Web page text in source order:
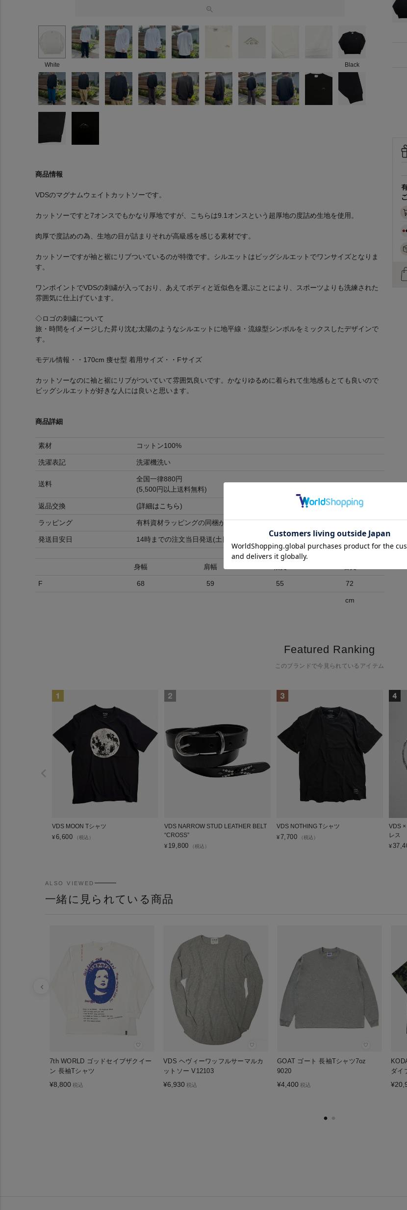
White Black
商品情報
VDSのマグナムウェイトカットソーです。
カットソーですと7オンスでもかなり厚地ですが、こちらは9.1オンスという超厚地の度詰め生地を使用。
肉厚で度詰めの為、生地の目が詰まりそれが高級感を感じる素材です。
カットソーですが袖と裾にリブついているのが特徴です。シルエットはビッグシルエットでワンサイズとなりま
す。
ワンポイントでVDSの刺繍が入っており、あえてボディと近似色を選ぶことにより、スポーツよりも洗練された
雰囲気に仕上げています。
◇ロゴの刺繍について
旅・時間をイメージした昇り沈む太陽のようなシルエットに地平線・流線型シンボルをミックスしたデザインで
す。
モデル情報・・170cm 痩せ型 着用サイズ・・Fサイズ
カットソーなのに袖と裾にリブがついていて雰囲気良いです。かなりゆるめに着られて生地感もとても良いので
ビッグシルエットが好きな人には良いと思います。
商品詳細
素材 コットン100%
洗濯表記 洗濯機洗い
送料
全国一律880円
(5,500円以上送料無料)
返品交換 (詳細はこちら)
ラッピング 有料資材ラッピングの同梱が可能です。
発送目安日 14時までの注文当日発送(土日祝除く)
身幅 肩幅
F 68 59 55 72
cm
Featured Ranking
このブランドで今見られているアイテム
VDS MOON Tシャツ
¥6,600 （税込）
VDS NARROW STUD LEATHER BELT
“CROSS”
¥ 19,800 （税込）
VDS NOTHING Tシャツ
¥7,700 （税込）
VDS ×
レス
¥
ALSO VIEWED
一緒に見られている商品
♡
7th WORLD ゴッドセイブザクイー
ン 長袖Tシャツ
¥8,800 税込
♡
VDS ヘヴィーワッフルサーマルカ
ットソー V12103
¥6,930 税込
♡
GOAT ゴート 長袖Tシャツ7oz
9020
¥4,400 税込
ダイ
¥